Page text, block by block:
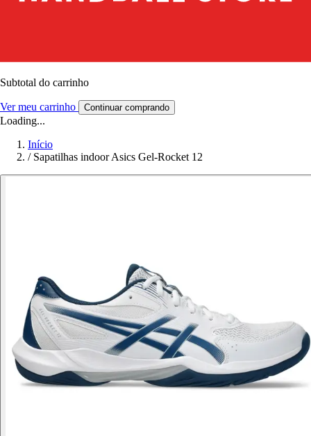
Subtotal do carrinho
Ver meu carrinho Continuar comprando
Loading...
Início
/ Sapatilhas indoor Asics Gel-Rocket 12